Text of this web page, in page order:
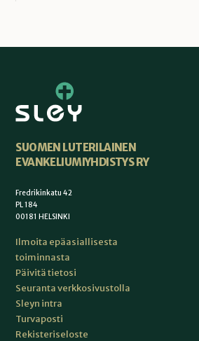
SUOMEN LUTERILAINEN
EVANKELIUMIYHDISTYS RY
Fredrikinkatu 42
PL 184
00181 HELSINKI
Ilmoita epäasiallisesta
toiminnasta
Päivitä tietosi
Seuranta verkkosivustolla
Sleyn intra
Turvaposti
Rekisteriseloste